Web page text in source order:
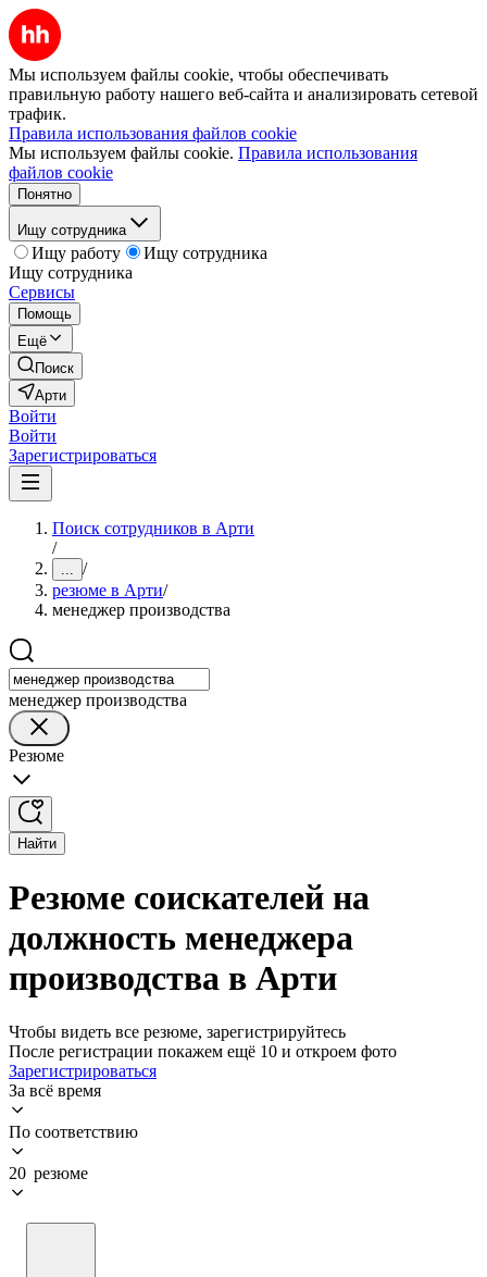
Мы используем файлы cookie, чтобы обеспечивать
правильную работу нашего веб-сайта и анализировать сетевой
трафик.
Правила использования файлов cookie
Мы используем файлы cookie. Правила использования
файлов cookie
Понятно
Ищу сотрудника
Ищу работу
Ищу сотрудника
Ищу сотрудника
Сервисы
Помощь
Ещё
Поиск
Арти
Войти
Войти
Зарегистрироваться
Поиск сотрудников в Арти
/
... /
резюме в Арти/
менеджер производства
менеджер производства
Резюме
Найти
Резюме соискателей на
должность менеджера
производства в Арти
Чтобы видеть все резюме, зарегистрируйтесь
После регистрации покажем ещё 10 и откроем фото
Зарегистрироваться
За всё время
По соответствию
20 резюме